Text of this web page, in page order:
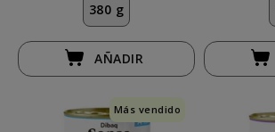
380 g
AÑADIR
Más vendido